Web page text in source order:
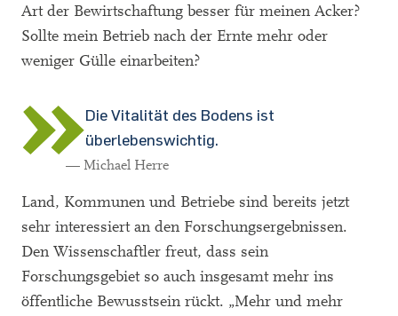
Art der Bewirtschaftung besser für meinen Acker?
Sollte mein Betrieb nach der Ernte mehr oder
weniger Gülle einarbeiten?
Die Vitalität des Bodens ist
überlebenswichtig.
— Michael Herre
Land, Kommunen und Betriebe sind bereits jetzt
sehr interessiert an den Forschungsergebnissen.
Den Wissenschaftler freut, dass sein
Forschungsgebiet so auch insgesamt mehr ins
öffentliche Bewusstsein rückt. „Mehr und mehr